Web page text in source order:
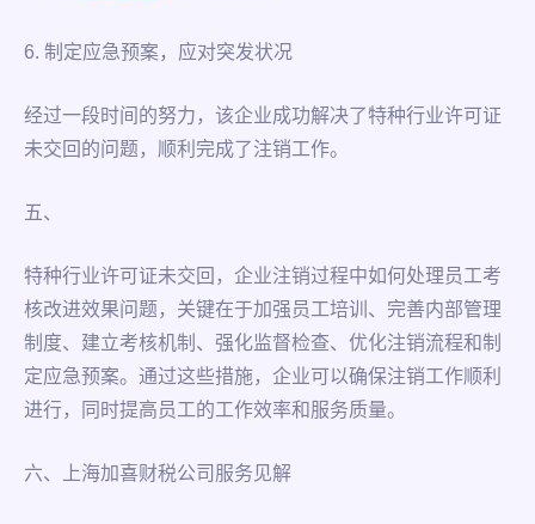
6. 制定应急预案，应对突发状况
经过一段时间的努力，该企业成功解决了特种行业许可证
未交回的问题，顺利完成了注销工作。
五、
特种行业许可证未交回，企业注销过程中如何处理员工考
核改进效果问题，关键在于加强员工培训、完善内部管理
制度、建立考核机制、强化监督检查、优化注销流程和制
定应急预案。通过这些措施，企业可以确保注销工作顺利
进行，同时提高员工的工作效率和服务质量。
六、上海加喜财税公司服务见解